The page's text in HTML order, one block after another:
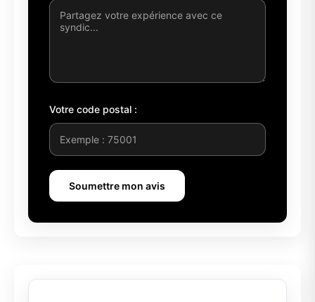
Votre code postal :
Soumettre mon avis